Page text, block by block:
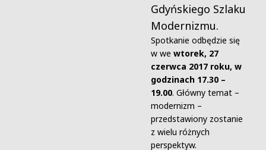
Gdyńskiego Szlaku
Modernizmu.
Spotkanie odbędzie się
w we wtorek, 27
czerwca 2017 roku, w
godzinach 17.30 –
19.00. Główny temat –
modernizm –
przedstawiony zostanie
z wielu różnych
perspektyw.